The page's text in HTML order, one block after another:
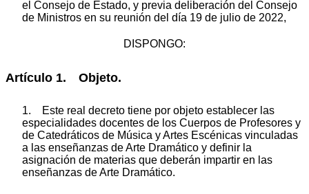
el Consejo de Estado, y previa deliberación del Consejo
de Ministros en su reunión del día 19 de julio de 2022,
DISPONGO:
Artículo 1. Objeto.
1. Este real decreto tiene por objeto establecer las
especialidades docentes de los Cuerpos de Profesores y
de Catedráticos de Música y Artes Escénicas vinculadas
a las enseñanzas de Arte Dramático y definir la
asignación de materias que deberán impartir en las
enseñanzas de Arte Dramático.